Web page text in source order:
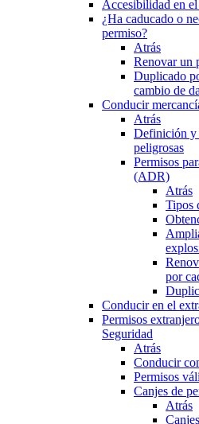
Accesibilidad en
¿Ha caducado o
permiso?
Atrás
Renovar un
Duplicado
cambio de
Conducir
Atrás
Definición y
peligrosas
Permisos
(ADR)
Atrás
Tipos
por
Conducir en el
Permisos
Seguridad
Atrás
Conducir
Permisos
Canjes de
Atrás